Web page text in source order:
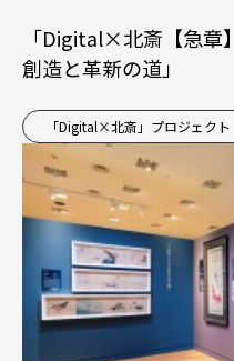
「Digital×北斎【急章
創造と革新の道」
「Digital×北斎」プロジェクト